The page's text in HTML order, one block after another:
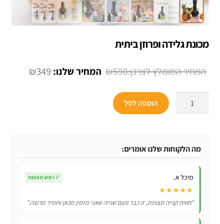
מכונת גלידה ופרוזן ביתית
₪590
המחיר
₪349 המחיר
ופרוזן
הוספה לסל
מה הלקוחות שלנו אומרים:
מיכל א. ✓ רוכש מאומת
★★★★★
"חווית קנייה מצוינת, זו כבר פעם שנייה שאני מזמין מכאן ותמיד מרוצה."